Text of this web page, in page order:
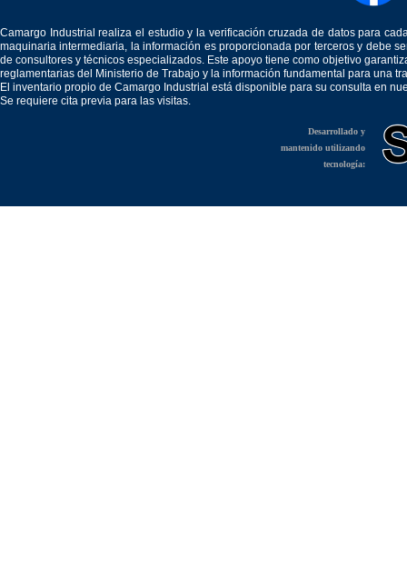
Camargo Industrial realiza el estudio y la verificación cruzada de datos para
maquinaria intermediaria, la información es proporcionada por terceros y debe
de consultores y técnicos especializados. Este apoyo tiene como objetivo
reglamentarias del Ministerio de Trabajo y la información fundamental para una
El inventario propio de Camargo Industrial está disponible para su consulta en
Se requiere cita previa para las visitas.
Desarrollado y
mantenido utilizando
tecnología: